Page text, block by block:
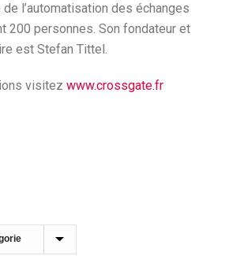
l’automatisation des échanges
200 personnes. Son fondateur et
est Stefan Tittel.
visitez www.crossgate.fr